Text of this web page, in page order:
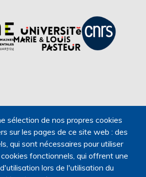
sélection de nos propres cookies
sur les pages de ce site web : des
qui sont nécessaires pour utiliser
fonctionnels, qui offrent une
lors de l'utilisation du